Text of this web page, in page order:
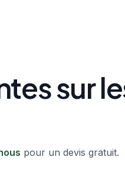
sur
pour un devis gratuit.